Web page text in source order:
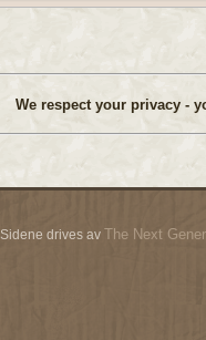
We respect your privacy -
Sidene drives av The Next